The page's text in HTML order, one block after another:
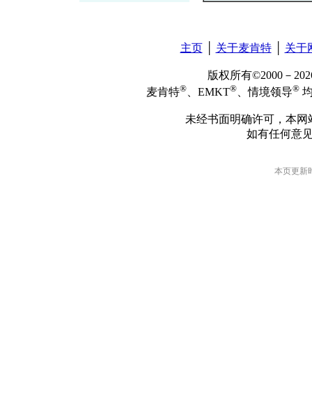
主页│ 关于麦肯特│ 关于
版权所有©2000－
麦肯特® 、EMKT® 、情境领导®
未经书面明确许可，本
如有任何意
本页更新